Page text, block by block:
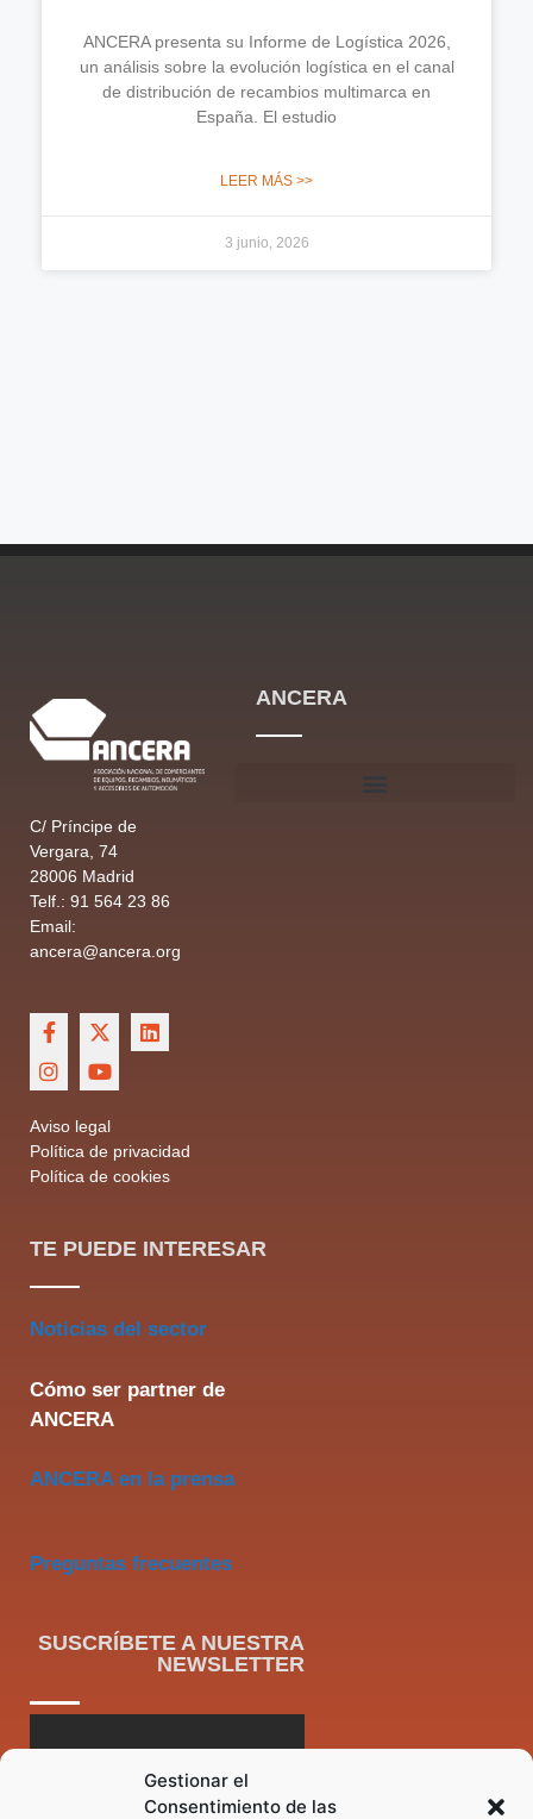
Gestionar el
Consentimiento de las
ANCERA presenta su Informe de Logística 2026,
un análisis sobre la evolución logística en el canal
de distribución de recambios multimarca en
España. El estudio
LEER MÁS >>
3 junio, 2026
C/ Príncipe de
Vergara, 74
28006 Madrid
Telf.: 91 564 23 86
Email:
ancera@ancera.org
Aviso legal
Política de privacidad
Política de cookies
ANCERA
TE PUEDE INTERESAR
Noticias del sector
Cómo ser partner de
ANCERA
ANCERA en la prensa
Preguntas frecuentes
SUSCRÍBETE A NUESTRA
NEWSLETTER